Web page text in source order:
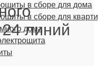
в сборе для дома
в сборе для
дома
линий